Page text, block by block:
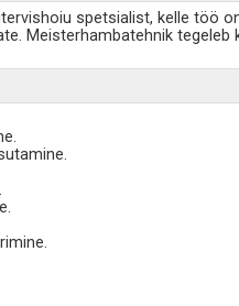
spetsialist, kelle töö
Meisterhambatehnik